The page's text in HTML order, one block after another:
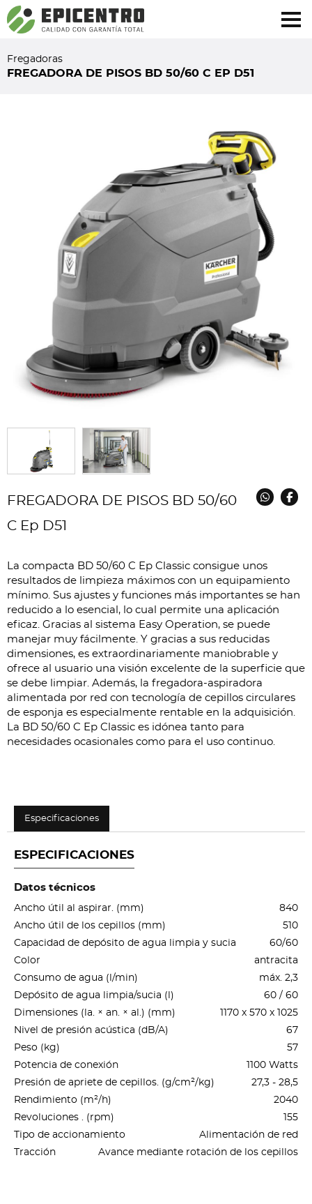
¿Olvidó su contraseña?Regístrese aquí
Fregadoras
FREGADORA DE PISOS BD 50/60 C EP D51
FREGADORA DE PISOS BD 50/60
C Ep D51
La compacta BD 50/60 C Ep Classic consigue unos
resultados de limpieza máximos con un equipamiento
mínimo. Sus ajustes y funciones más importantes se han
reducido a lo esencial, lo cual permite una aplicación
eficaz. Gracias al sistema Easy Operation, se puede
manejar muy fácilmente. Y gracias a sus reducidas
dimensiones, es extraordinariamente maniobrable y
ofrece al usuario una visión excelente de la superficie que
se debe limpiar. Además, la fregadora-aspiradora
alimentada por red con tecnología de cepillos circulares
de esponja es especialmente rentable en la adquisición.
La BD 50/60 C Ep Classic es idónea tanto para
necesidades ocasionales como para el uso continuo.
Especificaciones
ESPECIFICACIONES
Datos técnicos
Ancho útil al aspirar. (mm)
840
Ancho útil de los cepillos (mm)
510
Capacidad de depósito de agua limpia y sucia
60/60
Color
antracita
Consumo de agua (l/min)
máx. 2,3
Depósito de agua limpia/sucia (l)
60 / 60
Dimensiones (la. × an. × al.) (mm)
1170 x 570 x 1025
Nivel de presión acústica (dB/A)
67
Peso (kg)
57
Potencia de conexión
1100 Watts
Presión de apriete de cepillos. (g/cm²/kg)
27,3 - 28,5
Rendimiento (m²/h)
2040
Revoluciones . (rpm)
155
Tipo de accionamiento
Alimentación de red
Tracción
Avance mediante rotación de los cepillos